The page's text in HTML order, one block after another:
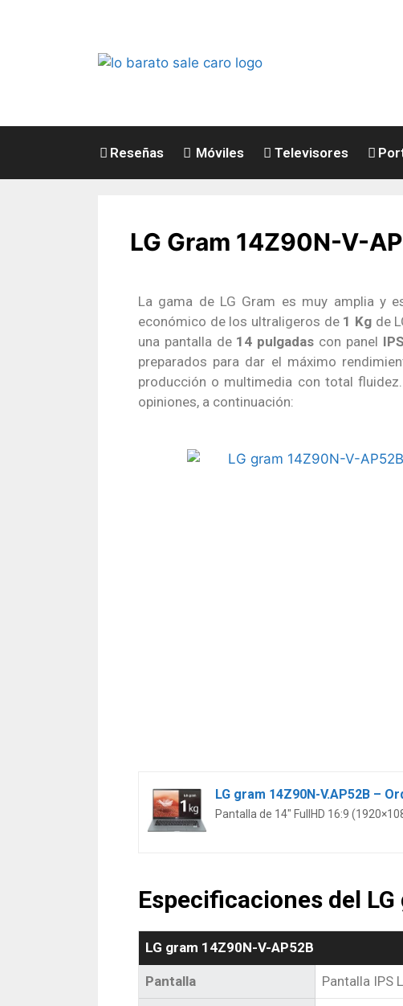
Reseñas Móviles Televisores
LG Gram 14Z90N-V-
La gama de LG Gram es muy amplia y
económico de los ultraligeros de 1 Kgde
una pantalla de 14 pulgadas con panel IPS
preparados para dar el máximo
producción o multimedia con total
opiniones, a continuación:
Pantalla de 14″ FullHD 16:9
Especificaciones del
LG gram 14Z90N-V-AP52B
Pantalla Pantalla IPS